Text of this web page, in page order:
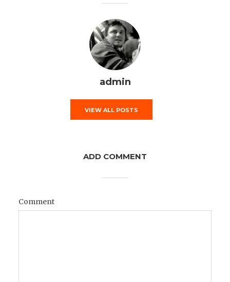
admin
VIEW ALL POSTS
ADD COMMENT
Comment